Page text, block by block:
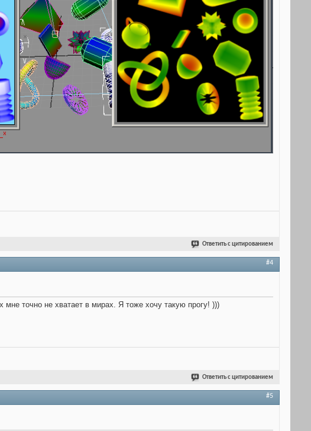
Ответить с цитированием
#4
точно не хватает в мирах. Я тоже хочу такую прогу! )))
Ответить с цитированием
#5